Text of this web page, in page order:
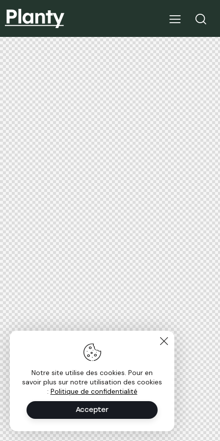
Notre site utilise des cookies. Pour en
savoir plus sur notre utilisation des cookies
: Politique de confidentialité
Accepter